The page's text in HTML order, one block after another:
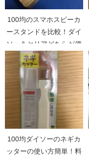
100均のスマホスピーカ
ースタンドを比較！ダイ
ソー＆セリアどちらが便
利！？
100均ダイソーのネギカ
ッターの使い方簡単！料